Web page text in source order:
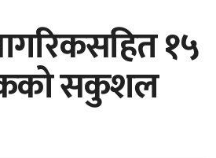
१५
सकुशल